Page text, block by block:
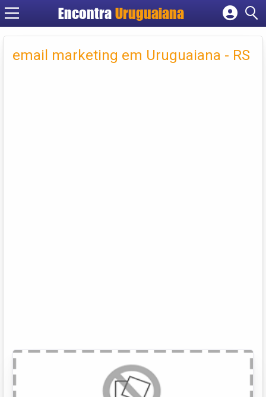
Encontra Uruguaiana
Cadastrar empresa
Criar conta
email marketing em Uruguaiana - RS